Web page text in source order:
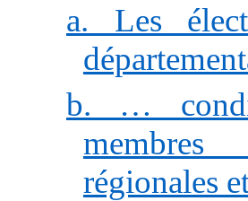
a. Les
b. …
régionales